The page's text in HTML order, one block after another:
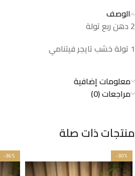
الوصف
2 دهن ربع تولة
1 تولة خشب تايجر فيتنامي
معلومات إضافية
مراجعات (0)
منتجات ذات صلة
-30%
-36%